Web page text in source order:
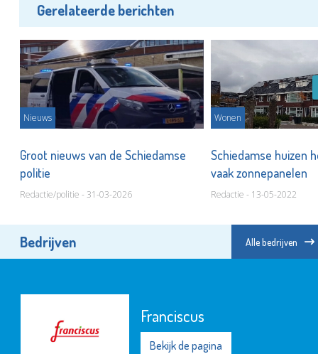
Gerelateerde berichten
Nieuws
Groot nieuws van de Schiedamse
politie
Redactie/politie - 31-03-2026
Wonen
Schiedamse huizen
vaak zonnepanelen
Redactie - 13-05-2022
Bedrijven Alle bedrijven
Franciscus
Bekijk de pagina